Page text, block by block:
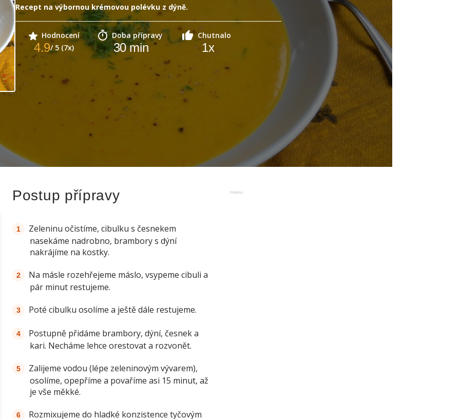
Recept na výbornou krémovou polévku z dýně.
Hodnocení
4.9/ 5 (7x)
Doba přípravy
30min
Chutnalo
1x
Reklama
Postup přípravy
Zeleninu očistíme, cibulku s česnekem
nasekáme nadrobno, brambory s dýní
nakrájíme na kostky.
Na másle rozehřejeme máslo, vsypeme cibuli a
pár minut restujeme.
Poté cibulku osolíme a ještě dále restujeme.
Postupně přidáme brambory, dýní, česnek a
kari. Necháme lehce orestovat a rozvonět.
Zalijeme vodou (lépe zeleninovým vývarem),
osolíme, opepříme a povaříme asi 15 minut, až
je vše měkké.
Rozmixujeme do hladké konzistence tyčovým